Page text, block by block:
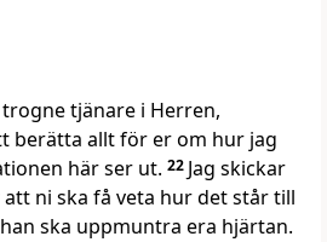
tjänare i Herren,
berätta allt för er om hur jag
här ser ut. 22 Jag skickar
ni ska få veta hur det står till
ska uppmuntra era hjärtan.